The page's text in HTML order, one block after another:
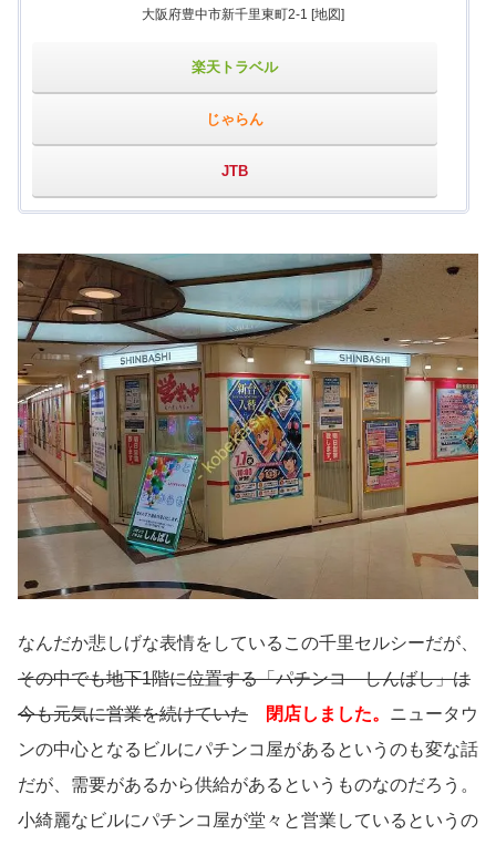
大阪府豊中市新千里東町2-1 [地図]
楽天トラベル
じゃらん
JTB
なんだか悲しげな表情をしているこの千里セルシーだが、
その中でも地下1階に位置する「パチンコ しんばし」は
今も元気に営業を続けていた
閉店しました。 ニュータウ
ンの中心となるビルにパチンコ屋があるというのも変な話
だが、需要があるから供給があるというものなのだろう。
小綺麗なビルにパチンコ屋が堂々と営業しているというの